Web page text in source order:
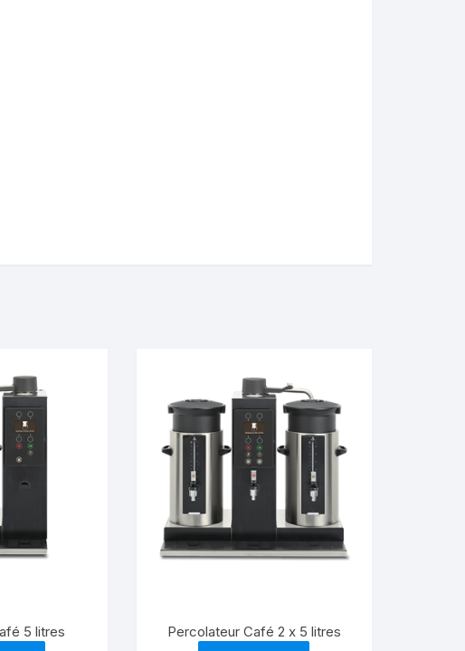
5 litres Percolateur Café 2 x 5 litres